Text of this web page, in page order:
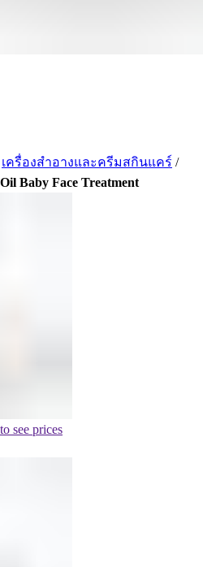
เครื่องสำอางและครีมสกินแคร์ /
Baby Face Treatment
see prices